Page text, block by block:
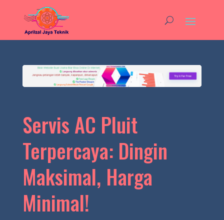
Servis AC Pluit
Terpercaya: Dingin
Maksimal, Harga
Minimal!